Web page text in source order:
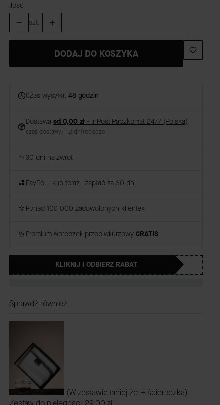
Ilość
szt.
DODAJ DO KOSZYKA
Czas wysyłki: 48 godzin
Dostawa od 0,00 zł - InPost Paczkomat 24/7 (Polska)
czas dostawy: 1-2 dni robocze
30 dni na zwrot
PayPo – kup teraz i zapłać za 30 dni
Ponad 100 000 zadowolonych klientek
Premium woreczek przeciwkurzowy GRATIS
KLIKNIJ I ODBIERZ RABAT
Sprawdź również
(W zestawie taniej żel + ściereczka)
Zestaw do pielęgnacji 29,00 zł